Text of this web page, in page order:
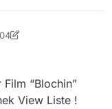
“Blochin”
View Liste !